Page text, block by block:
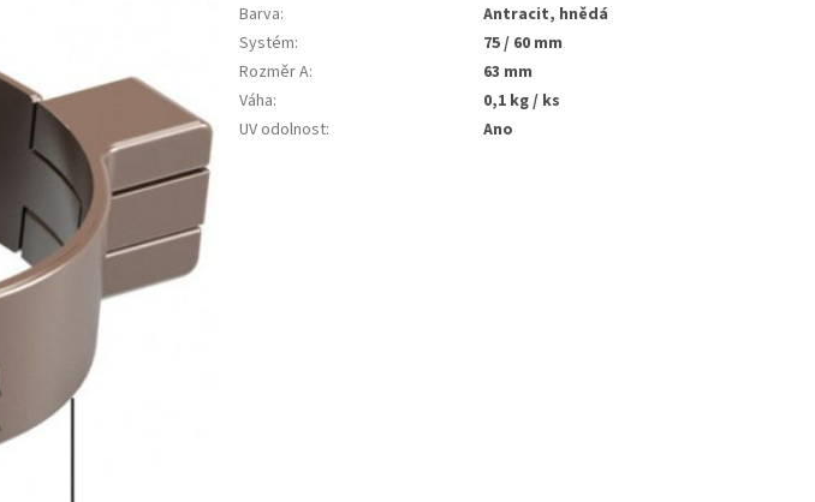
Barva:
antracit, hnědá
Systém:
75 / 60 mm
Rozměr A:
63 mm
Váha:
0,1 kg / ks
UV odolnost: ano